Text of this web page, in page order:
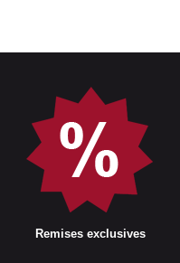
Remises exclusives